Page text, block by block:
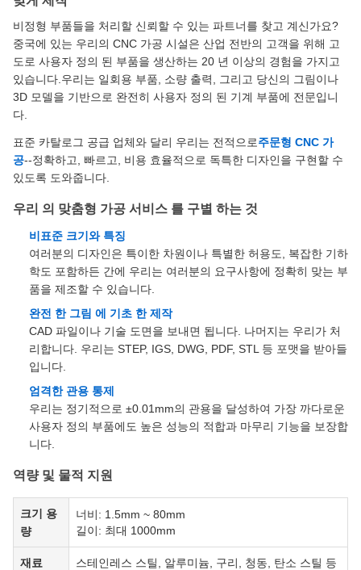
비정형 부품들을 처리할 신뢰할 수 있는 파트너를 찾고 계신가요?
중국에 있는 우리의 CNC 가공 시설은 산업 전반의 고객을 위해 고
도로 사용자 정의 된 부품을 생산하는 20 년 이상의 경험을 가지고
있습니다.우리는 일회용 부품, 소량 출력, 그리고 당신의 그림이나
3D 모델을 기반으로 완전히 사용자 정의 된 기계 부품에 전문입니
다.
표준 카탈로그 공급 업체와 달리 우리는 전적으로주문형 CNC 가
공--정확하고, 빠르고, 비용 효율적으로 독특한 디자인을 구현할 수
있도록 도와줍니다.
우리 의 맞춤형 가공 서비스 를 구별 하는 것
비표준 크기와 특징
여러분의 디자인은 특이한 차원이나 특별한 허용도, 복잡한 기하
학도 포함하든 간에 우리는 여러분의 요구사항에 정확히 맞는 부
품을 제조할 수 있습니다.
완전 한 그림 에 기초 한 제작
CAD 파일이나 기술 도면을 보내면 됩니다. 나머지는 우리가 처
리합니다. 우리는 STEP, IGS, DWG, PDF, STL 등 포맷을 받아들
입니다.
엄격한 관용 통제
우리는 정기적으로 ±0.01mm의 관용을 달성하여 가장 까다로운
사용자 정의 부품에도 높은 성능의 적합과 마무리 기능을 보장합
니다.
역량 및 물적 지원
크기 용
량
너비: 1.5mm ~ 80mm
길이: 최대 1000mm
재료 스테인레스 스틸, 알루미늄, 구리, 청동, 탄소 스틸 등